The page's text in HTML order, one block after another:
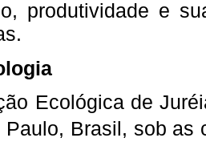
produtividade e
Ecológica de
Brasil, sob as